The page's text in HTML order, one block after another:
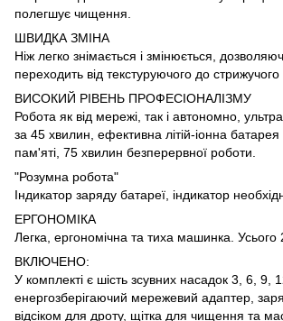
полегшує чищення.
ШВИДКА ЗМІНА
Ніж легко знімається і змінюється,
переходить від текстуруючого до стрижучого
ВИСОКИЙ РІВЕНЬ ПРОФЕСІОНАЛІЗМУ
Робота як від мережі, так і автономно,
за 45 хвилин, ефективна літій-іонна
пам'яті, 75 хвилин безперервної роботи.
"Розумна робота"
Індикатор заряду батареї, індикатор
ЕРГОНОМІКА
Легка, ергономічна та тиха машинка. Усього
ВКЛЮЧЕНО:
У комплекті є шість зсувних насадок 3, 6, 9,
енергозберігаючий мережевий адаптер,
відсіком для дроту, щітка для чищення та